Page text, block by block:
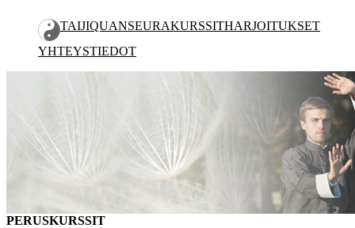
TAIJIQUANSEURAKURSSITHARJOITUKSET
YHTEYSTIEDOT
JATKOKURSSIT
LEIRIT JA SEMINAARIT
OPETUSOHJELMA
PERUSKURSSIT